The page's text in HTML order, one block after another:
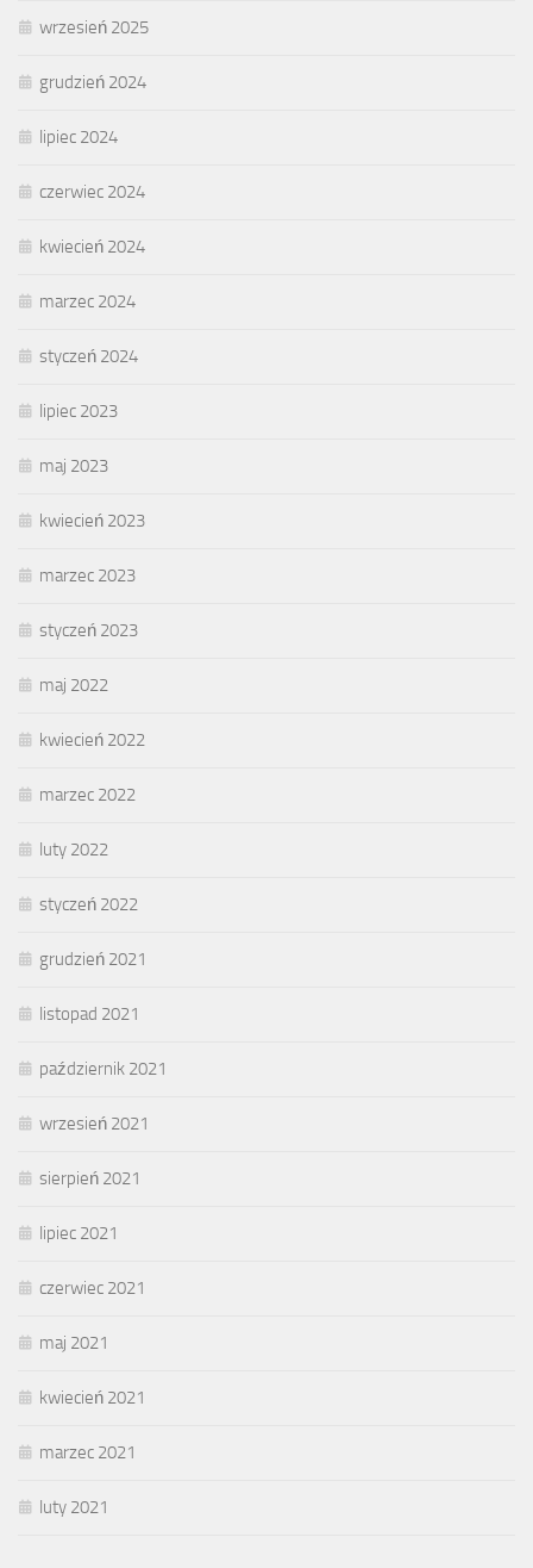
wrzesień 2025
grudzień 2024
lipiec 2024
czerwiec 2024
kwiecień 2024
marzec 2024
styczeń 2024
lipiec 2023
maj 2023
kwiecień 2023
marzec 2023
styczeń 2023
maj 2022
kwiecień 2022
marzec 2022
luty 2022
styczeń 2022
grudzień 2021
listopad 2021
październik 2021
wrzesień 2021
sierpień 2021
lipiec 2021
czerwiec 2021
maj 2021
kwiecień 2021
marzec 2021
luty 2021